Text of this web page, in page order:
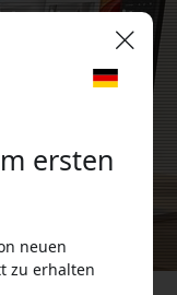
mit
Monitor
ersten
neuen
zu erhalten
um 8%